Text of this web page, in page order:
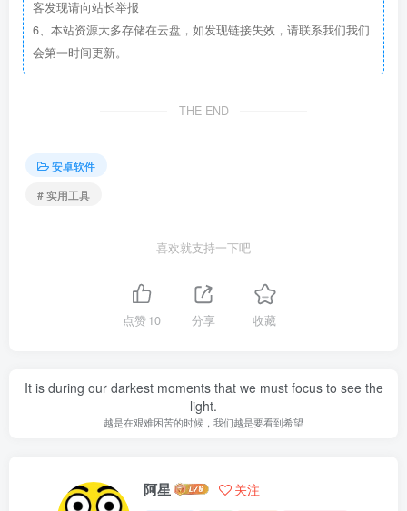
客发现请向站长举报
6、本站资源大多存储在云盘，如发现链接失效，请联系我们我们
会第一时间更新。
THE END
安卓软件
# 实用工具
喜欢就支持一下吧
点赞10 分享 收藏
It is during our darkest moments that we must focus to see the
light.
越是在艰难困苦的时候，我们越是要看到希望
阿星 关注